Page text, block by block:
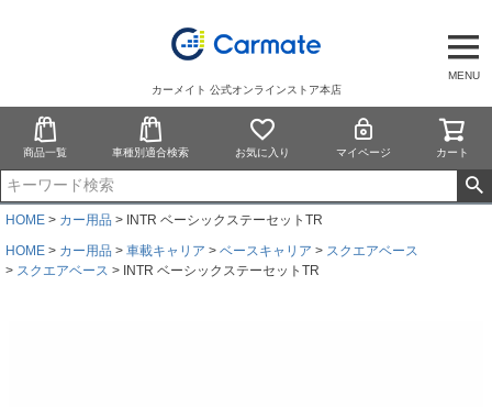
MENU
カーメイト 公式オンラインストア本店
商品一覧 車種別適合検索 お気に入り マイページ カート
HOME カー用品
INTR ベーシックステーセットTR
HOME
カー用品 車載キャリア ベースキャリア
スクエアベース
スクエアベース
INTR ベーシックステーセットTR